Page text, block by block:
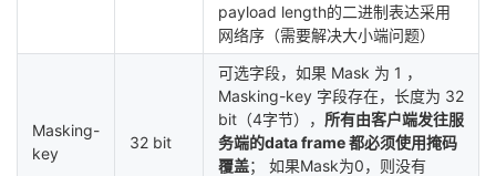
payload length的二进制表达采用
网络序（需要解决大小端问题）
Masking-
key
32 bit
可选字段，如果 Mask 为 1 ，
Masking-key 字段存在，长度为 32
bit（4字节）， 所有由客户端发往服
务端的data frame 都必须使用掩码
覆盖； 如果Mask为0，则没有